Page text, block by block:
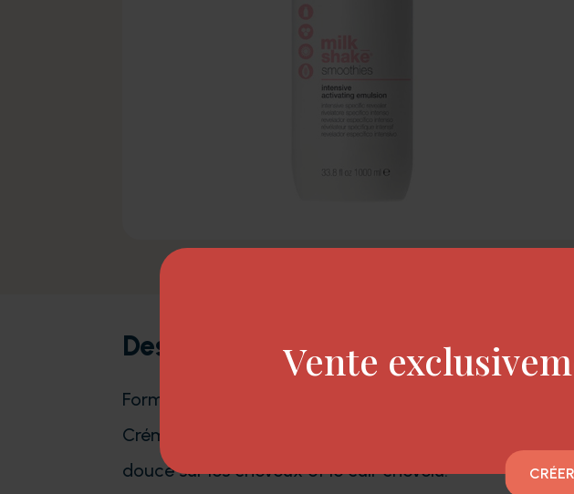
Description
Formulée pour fonctionner avec les smoothies
Crémeux, revitalisant et agréablement parfumé,
douce sur les cheveux et le cuir chevelu.
Vente